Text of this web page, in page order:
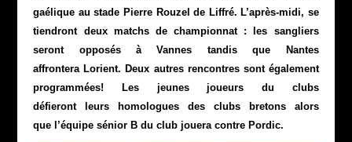
gaélique au stade Pierre Rouzel de Liffré. L’après-midi, se
tiendront deux matchs de championnat : les sangliers
seront opposés à Vannes tandis que Nantes
affrontera Lorient. Deux autres rencontres sont également
programmées! Les jeunes joueurs du clubs
défieront leurs homologues des clubs bretons alors
que l’équipe sénior B du club jouera contre Pordic.